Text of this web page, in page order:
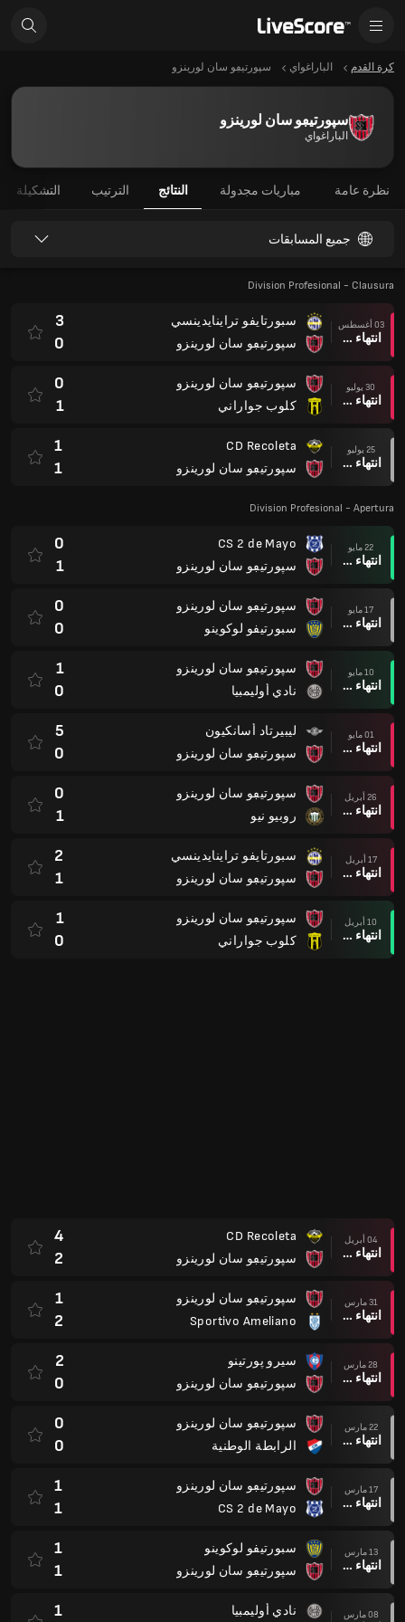
كرة القدم الباراغواي سپورتيڢو سان لورينزو
سپورتيڢو سان لورينزو
الباراغواي
نظرة عامة مباريات مجدولة النتائج الترتيب التشكيلة
جميع المسابقات
Division Profesional - Clausura
03 أغسطس
انتهاء وقت المباراة
سبورتايفو تراينايدينسي
سپورتيڢو سان لورينزو
3
0
30 يوليو
انتهاء وقت المباراة
سپورتيڢو سان لورينزو
كلوب جواراني
0
1
25 يوليو
انتهاء وقت المباراة
CD Recoleta
سپورتيڢو سان لورينزو
1
1
Division Profesional - Apertura
22 مايو
انتهاء وقت المباراة
CS 2 de Mayo
سپورتيڢو سان لورينزو
0
1
17 مايو
انتهاء وقت المباراة
سپورتيڢو سان لورينزو
سبورتيفو لوكوينو
0
0
10 مايو
انتهاء وقت المباراة
سپورتيڢو سان لورينزو
نادي أوليمبيا
1
0
01 مايو
انتهاء وقت المباراة
ليبيرتاد أسانكيون
سپورتيڢو سان لورينزو
5
0
26 أبريل
انتهاء وقت المباراة
سپورتيڢو سان لورينزو
روبيو نيو
0
1
17 أبريل
انتهاء وقت المباراة
سبورتايفو تراينايدينسي
سپورتيڢو سان لورينزو
2
1
10 أبريل
انتهاء وقت المباراة
سپورتيڢو سان لورينزو
كلوب جواراني
1
0
17 مارس
انتهاء وقت المباراة
سپورتيڢو سان لورينزو
CS 2 de Mayo
1
1
13 مارس
انتهاء وقت المباراة
سبورتيفو لوكوينو
سپورتيڢو سان لورينزو
1
1
08 مارس
انتهاء وقت المباراة
نادي أوليمبيا
سپورتيڢو سان لورينزو
1
1
02 مارس
انتهاء وقت المباراة
سپورتيڢو سان لورينزو
ليبيرتاد أسانكيون
0
7
26 فبراير
انتهاء وقت المباراة
روبيو نيو
سپورتيڢو سان لورينزو
2
0
19 فبراير
انتهاء وقت المباراة
سپورتيڢو سان لورينزو
سبورتايفو تراينايدينسي
1
1
13 فبراير
كلوب جواراني
3